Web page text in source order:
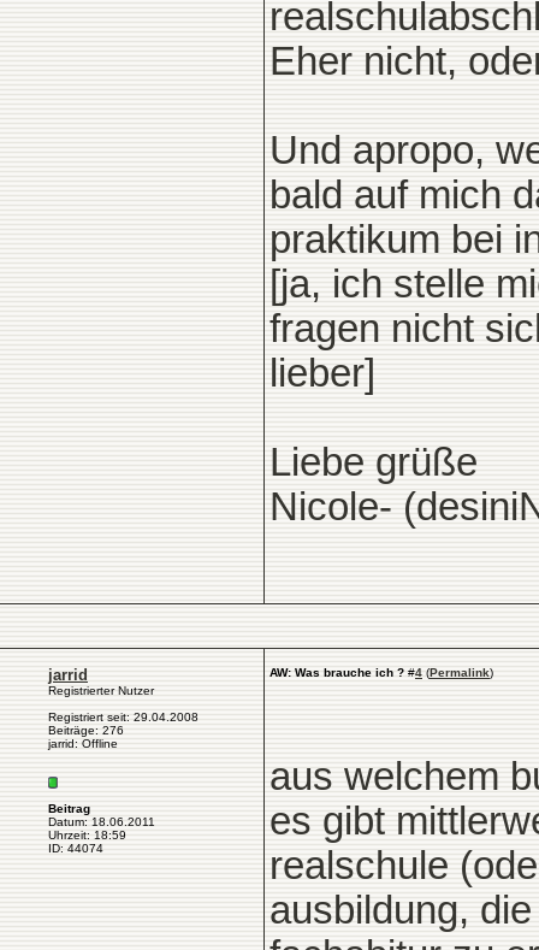
Eher nicht,
Und apropo,
bald auf mich
praktikum bei
[ja, ich stelle
fragen nicht
lieber]
Liebe grüße
Nicole-
jarrid
Registrierter Nutzer
Registriert seit: 29.04.2008
Beiträge: 276
jarrid: Offline
Beitrag
Datum: 18.06.2011
Uhrzeit: 18:59
ID: 44074
AW: Was brauche ich ? #4 (Permalink)
aus welchem
es gibt
realschule
ausbildung,